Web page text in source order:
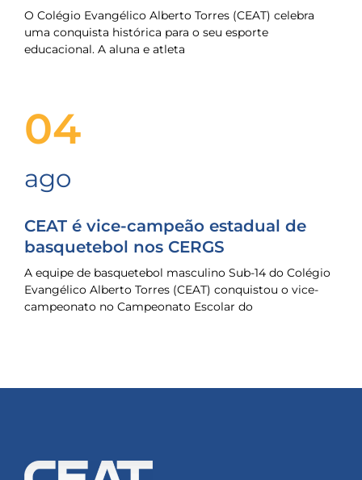
O Colégio Evangélico Alberto Torres (CEAT) celebra
uma conquista histórica para o seu esporte
educacional. A aluna e atleta
04
ago
CEAT é vice-campeão estadual de
basquetebol nos CERGS
A equipe de basquetebol masculino Sub-14 do Colégio
Evangélico Alberto Torres (CEAT) conquistou o vice-
campeonato no Campeonato Escolar do